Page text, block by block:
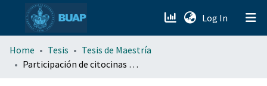
Log In (current)
menu.section.about_menu
Home Tesis
Tesis de Maestría
Participación de citocinas proinflamatorias sobre la capacidad migratoria de células de glioblastoma multiforme humano, U-87 MG